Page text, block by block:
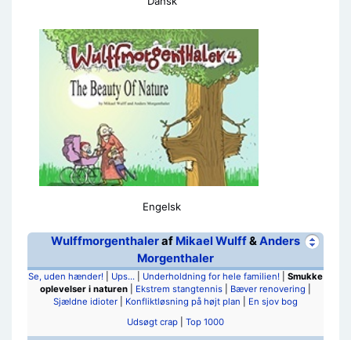
Engelsk
Wulffmorgenthaleraf Mikael Wulff&Anders
Morgenthaler
Se, uden hænder! Ups... Underholdning for hele familien!
Smukke
oplevelser i naturen
Ekstrem stangtennis Bæver renovering
Sjældne idioter
Konfliktløsning på højt plan
En sjov bog
Udsøgt crap
Top 1000